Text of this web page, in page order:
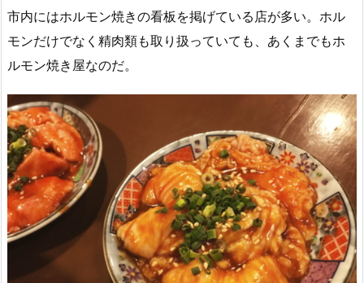
市内にはホルモン焼きの看板を掲げている店が多い。ホル
モンだけでなく精肉類も取り扱っていても、あくまでもホ
ルモン焼き屋なのだ。